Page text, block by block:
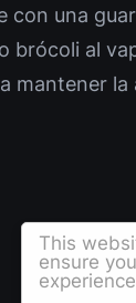
This
ensure
con una
brócoli al
mantener